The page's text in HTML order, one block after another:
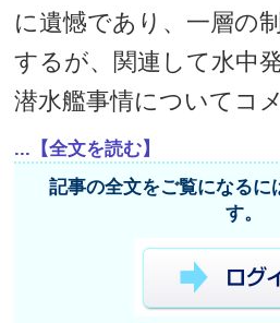
に遺憾であり、一層の
するが、関連して水中
潜水艦事情についてコ
...【全文を読む】
記事の全文をご覧になるに
す。